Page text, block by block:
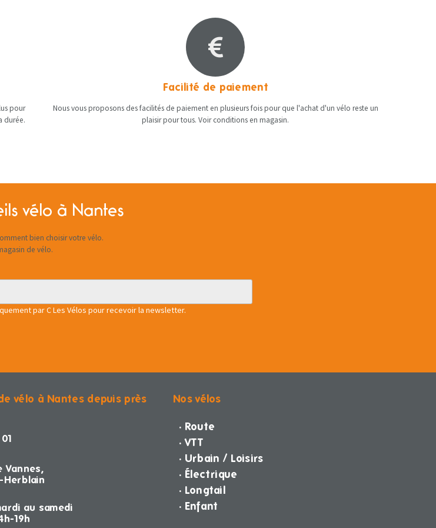
pour
durée.
Facilité de paiement
Nous vous proposons des facilités de paiement en plusieurs fois pour que l'achat d'un vélo reste un
plaisir pour tous. Voir conditions en magasin​.
vélo à Nantes
bien choisir votre vélo.
de vélo.
par C Les Vélos pour recevoir la newsletter.
vélo à Nantes depuis près
Vannes,
Herblain
au samedi
19h
Nos vélos
· Route
· VTT
· Urbain / Loisirs
· Électrique
· Longtail
· Enfant